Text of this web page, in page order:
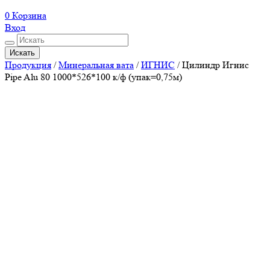
0 Корзина
Вход
Искать
Продукция /Минеральная вата /ИГНИС /Цилиндр Игнис
Pipe Alu 80 1000*526*100 к/ф (упак=0,75м)